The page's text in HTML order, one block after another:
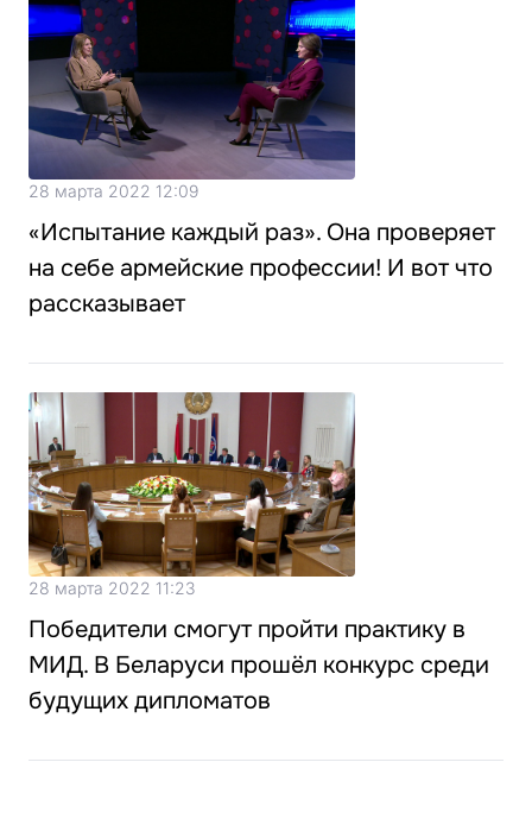
28 марта 2022 12:09
«Испытание каждый раз». Она проверяет
на себе армейские профессии! И вот что
рассказывает
28 марта 2022 11:23
Победители смогут пройти практику в
МИД. В Беларуси прошёл конкурс среди
будущих дипломатов